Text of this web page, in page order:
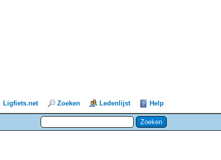
Ligfiets.net Zoeken Ledenlijst Help